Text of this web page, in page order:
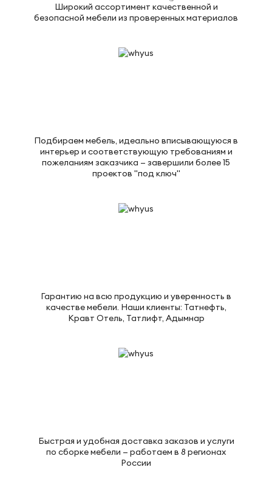
Широкий ассортимент качественной и
безопасной мебели из проверенных материалов
Подбираем мебель, идеально вписывающуюся в
интерьер и соответствующую требованиям и
пожеланиям заказчика — завершили более 15
проектов "под ключ"
Гарантию на всю продукцию и уверенность в
качестве мебели. Наши клиенты: Татнефть,
Кравт Отель, Татлифт, Адымнар
Быстрая и удобная доставка заказов и услуги
по сборке мебели — работаем в 8 регионах
России